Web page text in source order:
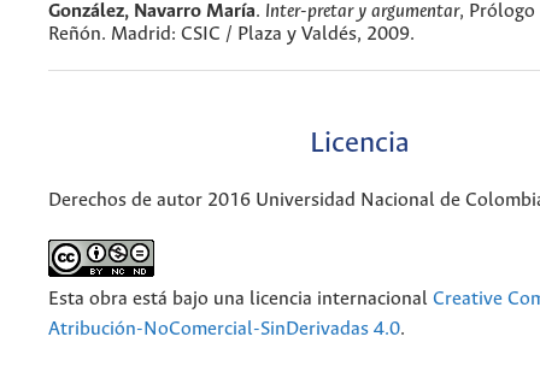
González, Navarro María. Inter-pretar y argumentar, Prólogo
Reñón. Madrid: CSIC / Plaza y Valdés, 2009.
Licencia
Derechos de autor 2016 Universidad Nacional de
Esta obra está bajo una licencia internacional Creative
Atribución-NoComercial-SinDerivadas 4.0.